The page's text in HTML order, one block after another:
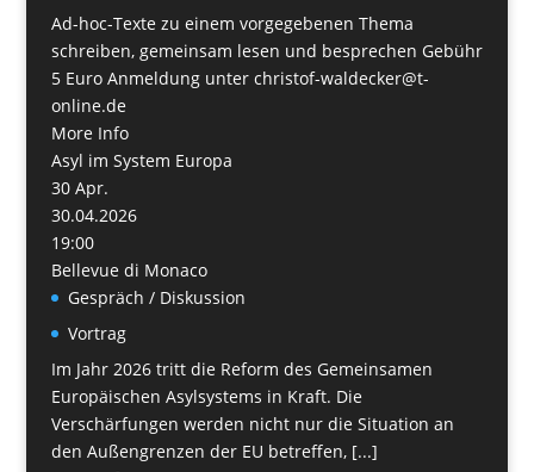
Ad-hoc-Texte zu einem vorgegebenen Thema
schreiben, gemeinsam lesen und besprechen Gebühr
5 Euro Anmeldung unter christof-waldecker@t-
online.de
More Info
Asyl im System Europa
30 Apr.
30.04.2026
19:00
Bellevue di Monaco
Gespräch / Diskussion
Vortrag
Im Jahr 2026 tritt die Reform des Gemeinsamen
Europäischen Asylsystems in Kraft. Die
Verschärfungen werden nicht nur die Situation an
den Außengrenzen der EU betreffen, [...]